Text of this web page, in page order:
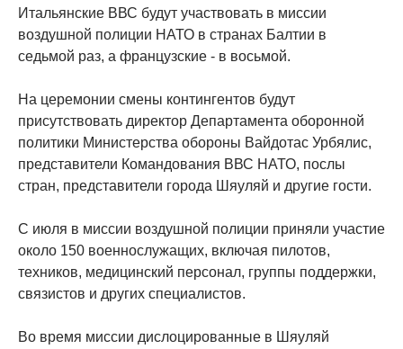
Итальянские ВВС будут участвовать в миссии
воздушной полиции НАТО в странах Балтии в
седьмой раз, а французские - в восьмой.
На церемонии смены контингентов будут
присутствовать директор Департамента оборонной
политики Министерства обороны Вайдотас Урбялис,
представители Командования ВВС НАТО, послы
стран, представители города Шяуляй и другие гости.
С июля в миссии воздушной полиции приняли участие
около 150 военнослужащих, включая пилотов,
техников, медицинский персонал, группы поддержки,
связистов и других специалистов.
Во время миссии дислоцированные в Шяуляй